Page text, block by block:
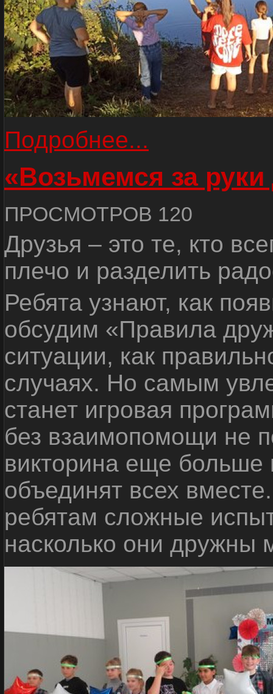
Подробнее...
«Возьмемся за руки
ПРОСМОТРОВ 120
Друзья – это те, кто
плечо и разделить
Ребята узнают, как
обсудим «Правила
ситуации, как
случаях. Но самым
станет игровая
без взаимопомощи не
викторина еще
объединят всех
ребятам сложные
насколько они дружны